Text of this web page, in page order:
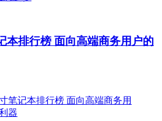
本排行榜 面向高端商务用户的